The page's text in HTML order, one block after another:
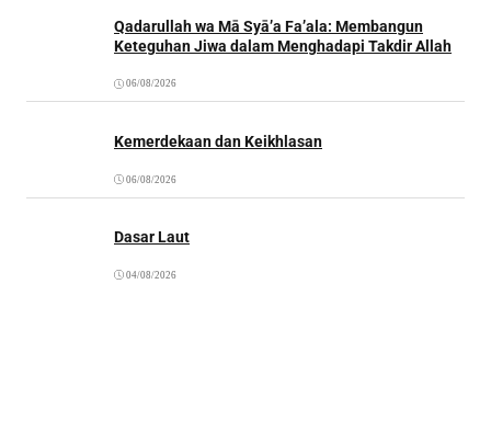
Qadarullah wa Mā Syā’a Fa’ala: Membangun
Keteguhan Jiwa dalam Menghadapi Takdir Allah
06/08/2026
Kemerdekaan dan Keikhlasan
06/08/2026
Dasar Laut
04/08/2026